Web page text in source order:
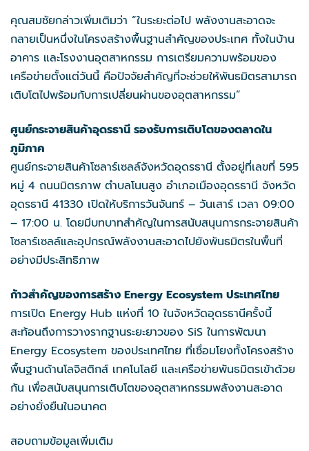
คุณสมชัยกล่าวเพิ่มเติมว่า “ในระยะต่อไป พลังงานสะอาดจะ
กลายเป็นหนึ่งในโครงสร้างพื้นฐานสำคัญของประเทศ ทั้งในบ้าน
อาคาร และโรงงานอุตสาหกรรม การเตรียมความพร้อมของ
เครือข่ายตั้งแต่วันนี้ คือปัจจัยสำคัญที่จะช่วยให้พันธมิตรสามารถ
เติบโตไปพร้อมกับการเปลี่ยนผ่านของอุตสาหกรรม”
ศูนย์กระจายสินค้าอุดรธานี รองรับการเติบโตของตลาดใน
ภูมิภาค
ศูนย์กระจายสินค้าโซลาร์เซลล์จังหวัดอุดรธานี ตั้งอยู่ที่เลขที่ 595
หมู่ 4 ถนนมิตรภาพ ตำบลโนนสูง อำเภอเมืองอุดรธานี จังหวัด
อุดรธานี 41330 เปิดให้บริการวันจันทร์ – วันเสาร์ เวลา 09:00
– 17:00 น. โดยมีบทบาทสำคัญในการสนับสนุนการกระจายสินค้า
โซลาร์เซลล์และอุปกรณ์พลังงานสะอาดไปยังพันธมิตรในพื้นที่
อย่างมีประสิทธิภาพ
ก้าวสำคัญของการสร้าง Energy Ecosystem ประเทศไทย
การเปิด Energy Hub แห่งที่ 10 ในจังหวัดอุดรธานีครั้งนี้
สะท้อนถึงการวางรากฐานระยะยาวของ SiS ในการพัฒนา
Energy Ecosystem ของประเทศไทย ที่เชื่อมโยงทั้งโครงสร้าง
พื้นฐานด้านโลจิสติกส์ เทคโนโลยี และเครือข่ายพันธมิตรเข้าด้วย
กัน เพื่อสนับสนุนการเติบโตของอุตสาหกรรมพลังงานสะอาด
อย่างยั่งยืนในอนาคต
สอบถามข้อมูลเพิ่มเติม